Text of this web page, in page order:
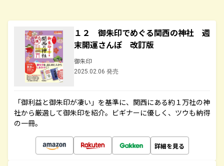
１２ 御朱印でめぐる関西の神社 週
末開運さんぽ 改訂版
御朱印
2025.02.06 発売
「御利益と御朱印が凄い」を基準に、関西にある約１万社の神
社から厳選して御朱印を紹介。ビギナーに優しく、ツウも納得
の一冊。
詳細を見る